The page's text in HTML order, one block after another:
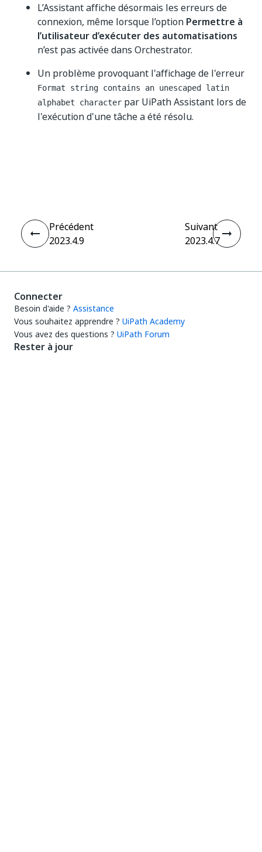
L’Assistant affiche désormais les erreurs de
connexion, même lorsque l’option Permettre à
l’utilisateur d’exécuter des automatisations
n’est pas activée dans Orchestrator.
Un problème provoquant l'affichage de l'erreur
Format string contains an unescaped latin
alphabet character par UiPath Assistant lors de
l'exécution d'une tâche a été résolu.
Précédent
2023.4.9
Suivant
2023.4.7
Connecter
Besoin d'aide ? Assistance
Vous souhaitez apprendre ? UiPath Academy
Vous avez des questions ? UiPath Forum
Rester à jour